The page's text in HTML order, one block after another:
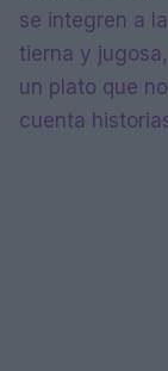
se integren a
tierna y
un plato que
cuenta